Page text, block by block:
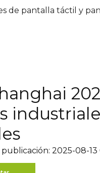
de pantalla táctil y
2025-08-13